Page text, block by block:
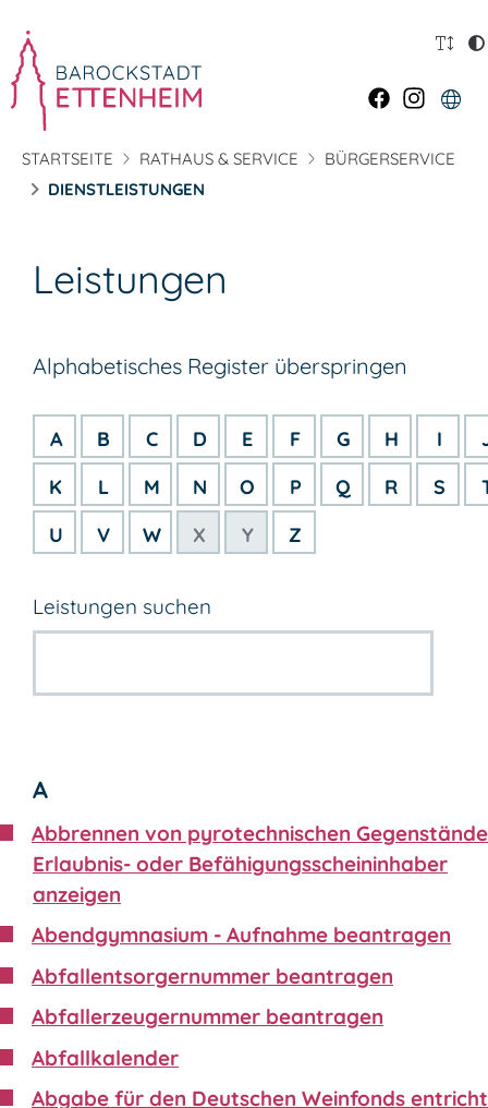
STARTSEITE RATHAUS & SERVICE
BÜRGERSERVICE
DIENSTLEISTUNGEN
Leistungen
Alphabetisches Register überspringen
A B C D E F G H I
K
L M N O P Q R S
U
V W X Y Z
Leistungen suchen
A
Abbrennen von pyrotechnischen
Erlaubnis- oder Befähigungsscheininhaber
anzeigen
Abendgymnasium - Aufnahme beantragen
Abfallentsorgernummer beantragen
Abfallerzeugernummer beantragen
Abfallkalender
Abgabe für den Deutschen Weinfonds